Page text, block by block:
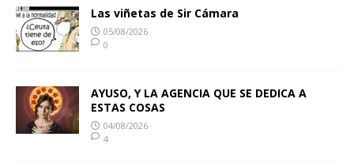
Las viñetas de Sir Cámara
05/08/2026
0
AYUSO, Y LA AGENCIA QUE SE DEDICA A
ESTAS COSAS
04/08/2026
4